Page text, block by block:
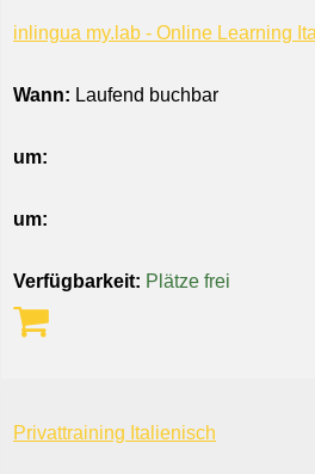
inlingua my.lab - Online Learning
Wann: Laufend buchbar
um:
um:
Verfügbarkeit: Plätze frei
Privattraining Italienisch